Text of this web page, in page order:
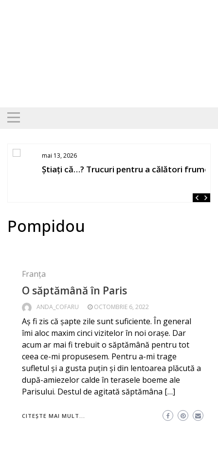
mai 13, 2026
Știați că…? Trucuri pentru a călători frumos
Pompidou
Franța
O săptămână în Paris
ANDA_COFARU OCTOMBRIE 6, 2022
Aș fi zis că șapte zile sunt suficiente. În general
îmi aloc maxim cinci vizitelor în noi orașe. Dar
acum ar mai fi trebuit o săptămână pentru tot
ceea ce-mi propusesem. Pentru a-mi trage
sufletul și a gusta puțin și din lentoarea plăcută a
după-amiezelor calde în terasele boeme ale
Parisului. Destul de agitată săptămâna […]
CITEȘTE MAI MULT...